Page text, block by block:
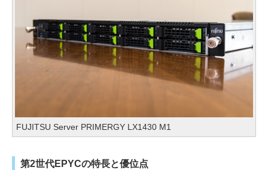
FUJITSU Server PRIMERGY LX1430 M1
第2世代EPYCの特長と優位点